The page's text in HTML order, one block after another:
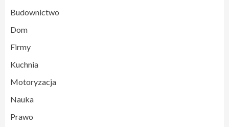
Budownictwo
Dom
Firmy
Kuchnia
Motoryzacja
Nauka
Prawo